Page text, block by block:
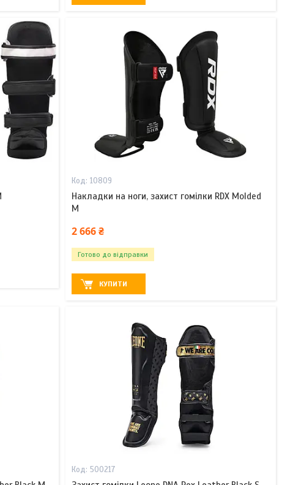
10809
Накладки на ноги, захист гомілки RDX Molded
M
2 666 ₴
Готово до відправки
КУПИТИ
500217